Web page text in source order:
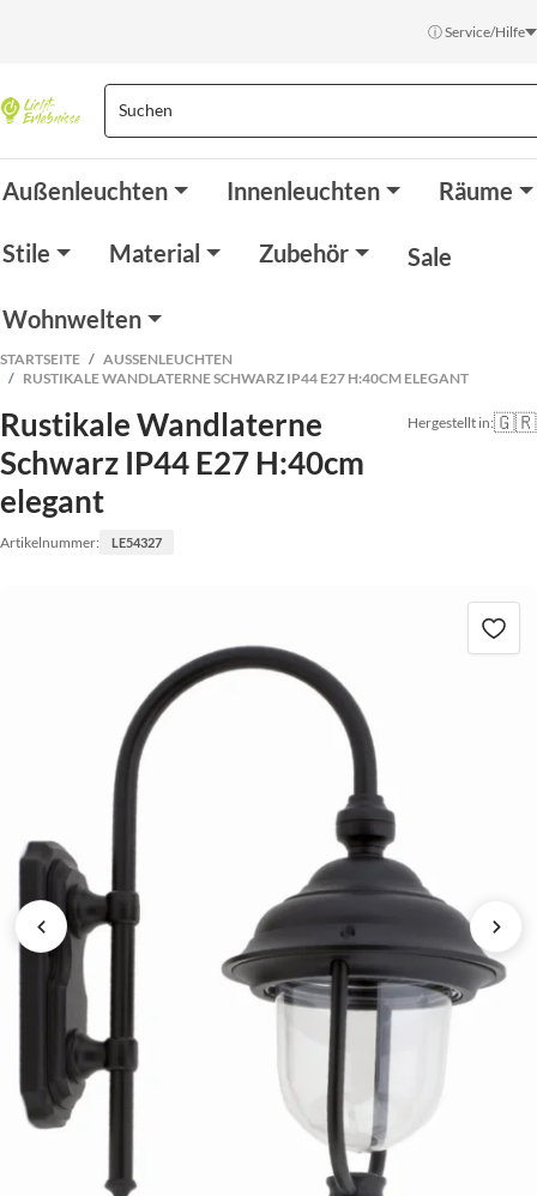
ⓘ Service/Hilfe
Außenleuchten Innenleuchten Räume
Stile Material Zubehör Sale
Wohnwelten
STARTSEITE
AUSSENLEUCHTEN
RUSTIKALE WANDLATERNE SCHWARZ IP44 E27 H:40CM ELEGANT
Rustikale Wandlaterne
Schwarz IP44 E27 H:40cm
elegant
Artikelnummer: LE54327
Hergestellt in:🇬🇷